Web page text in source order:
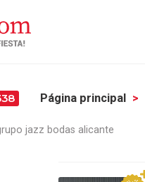
Página principal
jazz bodas alicante